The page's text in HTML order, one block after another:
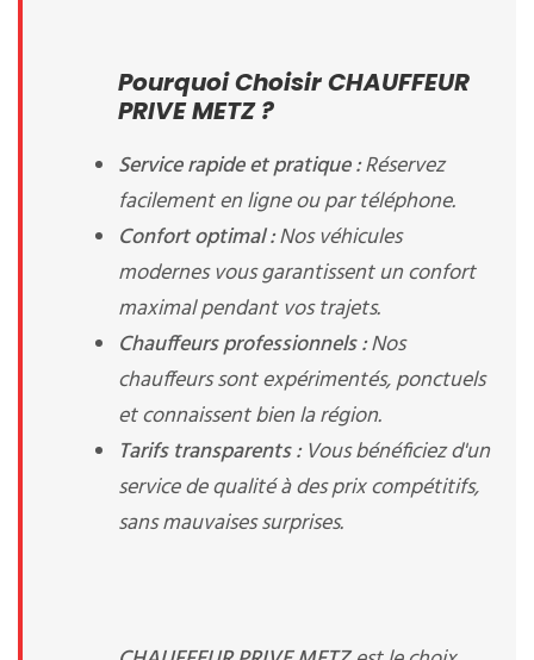
Pourquoi Choisir CHAUFFEUR
PRIVE METZ ?
Service rapide et pratique :Réservez
facilement en ligne ou par téléphone.
Confort optimal :Nos véhicules
modernes vous garantissent un confort
maximal pendant vos trajets.
Chauffeurs professionnels :Nos
chauffeurs sont expérimentés, ponctuels
et connaissent bien la région.
Tarifs transparents :Vous bénéficiez d'un
service de qualité à des prix compétitifs,
sans mauvaises surprises.